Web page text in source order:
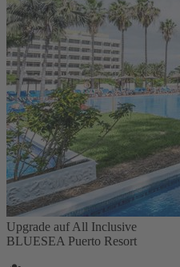
Upgrade auf All Inclusive
BLUESEA Puerto Resort